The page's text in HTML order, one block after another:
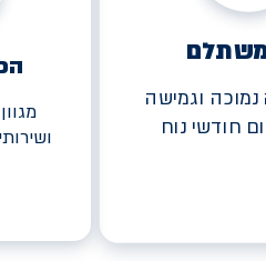
משתלם
וגמישה
חודשי נוח